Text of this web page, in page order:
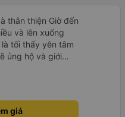
thân thiện Giờ đến
và lên xuống
tối thấy yên tâm
ủng hộ và giới
xe này
giá